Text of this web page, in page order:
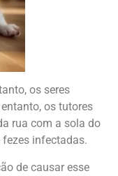
os seres
os tutores
rua com a sola do
infectadas.
de causar esse